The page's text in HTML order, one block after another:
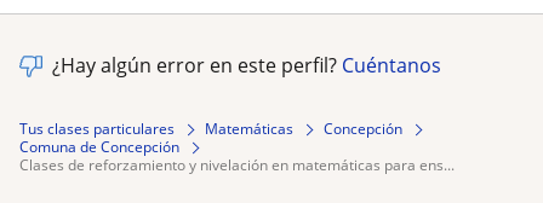
¿Hay algún error en este perfil? Cuéntanos
Tus clases particulares Matemáticas
Concepción
Comuna de Concepción
clases de reforzamiento y nivelación en matemáticas para ens...